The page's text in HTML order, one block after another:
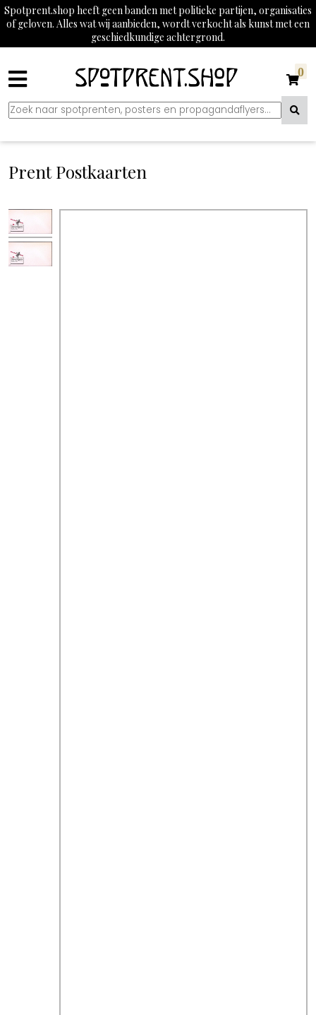
Spotprent.shop heeft geen banden met politieke partijen, organisaties
of geloven. Alles wat wij aanbieden, wordt verkocht als kunst met een
geschiedkundige achtergrond.
0
Prent Postkaarten